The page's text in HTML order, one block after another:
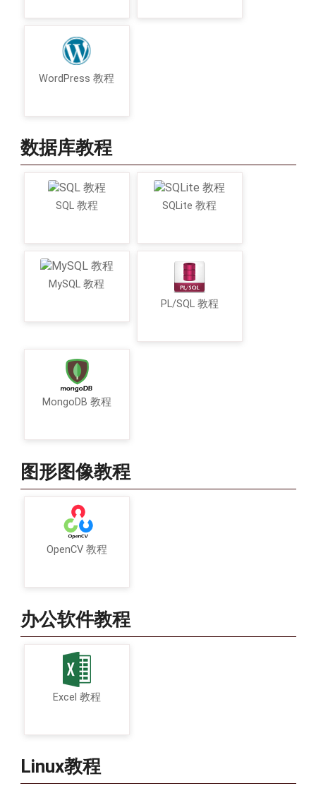
WordPress 教程
数据库教程
SQL 教程 SQLite 教程
MySQL 教程
PL/SQL 教程
MongoDB 教程
图形图像教程
OpenCV 教程
办公软件教程
Excel 教程
Linux教程